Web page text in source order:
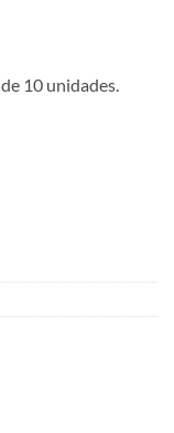
10 unidades.